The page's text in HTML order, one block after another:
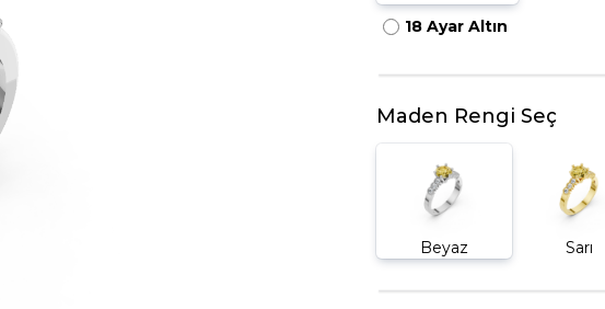
18 Ayar Altın
Maden Rengi Seç
Beyaz Sarı